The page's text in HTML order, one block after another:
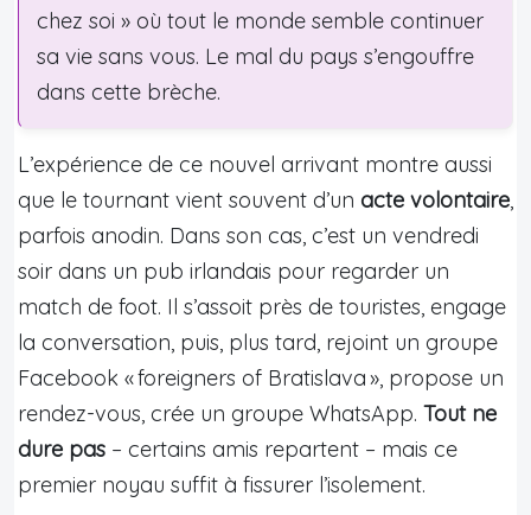
chez soi » où tout le monde semble continuer
sa vie sans vous. Le mal du pays s’engouffre
dans cette brèche.
L’expérience de ce nouvel arrivant montre aussi
que le tournant vient souvent d’un acte volontaire,
parfois anodin. Dans son cas, c’est un vendredi
soir dans un pub irlandais pour regarder un
match de foot. Il s’assoit près de touristes, engage
la conversation, puis, plus tard, rejoint un groupe
Facebook « foreigners of Bratislava », propose un
rendez-vous, crée un groupe WhatsApp. Tout ne
dure pas – certains amis repartent – mais ce
premier noyau suffit à fissurer l’isolement.